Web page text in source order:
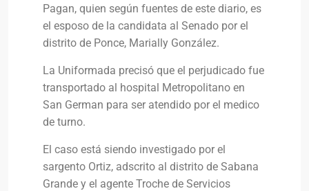
Pagan, quien según fuentes de este diario, es
el esposo de la candidata al Senado por el
distrito de Ponce, Marially González.
La Uniformada precisó que el perjudicado fue
transportado al hospital Metropolitano en
San German para ser atendido por el medico
de turno.
El caso está siendo investigado por el
sargento Ortiz, adscrito al distrito de Sabana
Grande y el agente Troche de Servicios